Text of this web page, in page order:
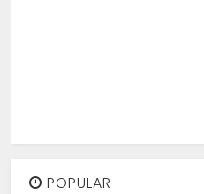
POPULAR